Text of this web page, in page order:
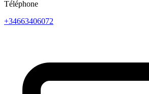
Téléphone
+34663406072